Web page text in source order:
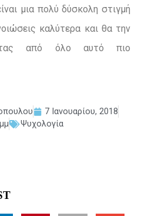
μια πολύ δύσκολη στιγμή
καλύτερα και θα την
από όλο αυτό πιο
7 Ιανουαρίου, 2018
Ψυχολογία